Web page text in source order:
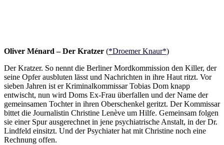
Oliver Ménard – Der Kratzer (*Droemer Knaur*)
Der Kratzer. So nennt die Berliner Mordkommission den Killer, der
seine Opfer ausbluten lässt und Nachrichten in ihre Haut ritzt. Vor
sieben Jahren ist er Kriminalkommissar Tobias Dom knapp
entwischt, nun wird Doms Ex-Frau überfallen und der Name der
gemeinsamen Tochter in ihren Oberschenkel geritzt. Der Kommissar
bittet die Journalistin Christine Lenève um Hilfe. Gemeinsam folgen
sie einer Spur ausgerechnet in jene psychiatrische Anstalt, in der Dr.
Lindfeld einsitzt. Und der Psychiater hat mit Christine noch eine
Rechnung offen.